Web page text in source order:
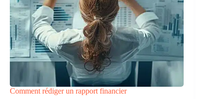
Comment rédiger un rapport financier